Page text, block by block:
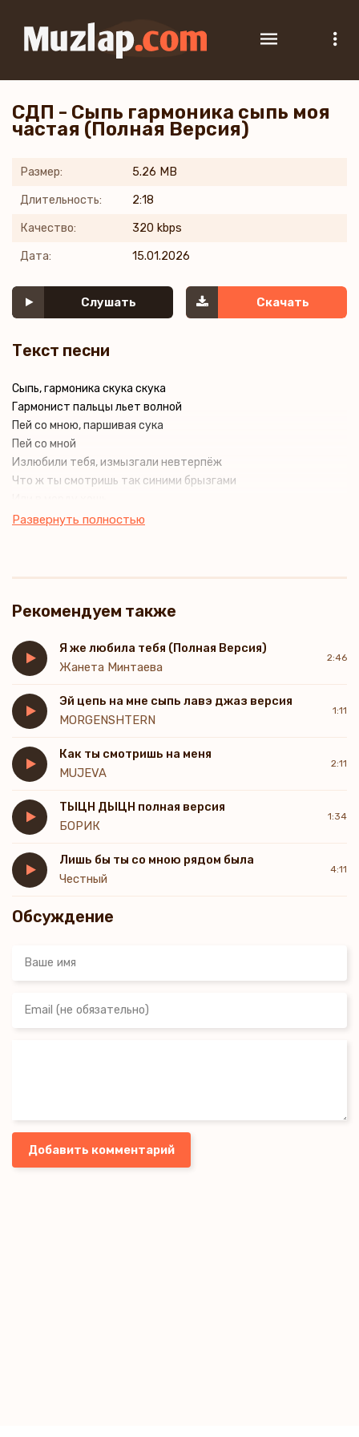
СДП - Сыпь гармоника сыпь моя
частая (Полная Версия)
Размер: 5.26 MB
Длительность: 2:18
Качество: 320 kbps
Дата: 15.01.2026
Слушать Скачать
Текст песни
Сыпь, гармоника скука скука
Гармонист пальцы льет волной
Пей со мною, паршивая сука
Пей со мной
Излюбили тебя, измызгали невтерпёж
Что ж ты смотришь так синими брызгами
В огород бы тебя, на чучело,
Пей, выдра! Пей
Она глупей
Я средь женщин тебя не первую,
Немало вас.
Но с такой вот, как ты, со стервою
Лишь в первый раз.
Развернуть полностью
Рекомендуем также
Я же любила тебя (Полная Версия)
Жанета Минтаева
2:46
Эй цепь на мне сыпь лавэ джаз версия
MORGENSHTERN
1:11
Как ты смотришь на меня
MUJEVA
2:11
ТЫЦН ДЫЦН полная версия
БОРИК
1:34
Лишь бы ты со мною рядом была
Честный
4:11
Обсуждение
Добавить комментарий